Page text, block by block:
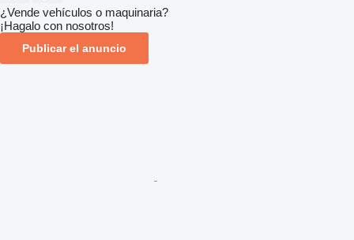
¿Vende vehículos o maquinaria?
¡Hagalo con nosotros!
Publicar el anuncio